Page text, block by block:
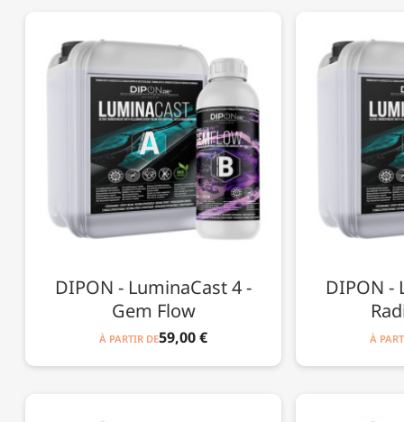
DIPON - LuminaCast 4 -
Gem Flow
À PARTIR DE59,00 €
DIPON -
À